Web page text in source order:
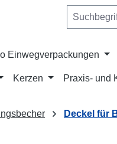
Einwegverpackungen
Kerzen Praxis- und
Deckel für